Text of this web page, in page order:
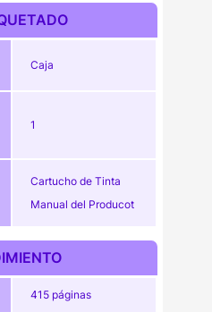
Caja
1
Cartucho de Tinta
Manual del Producot
415 páginas